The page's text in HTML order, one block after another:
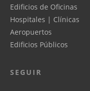
Edificios de Oficinas
Hospitales | Clínicas
Aeropuertos
Edificios Públicos
SEGUIR